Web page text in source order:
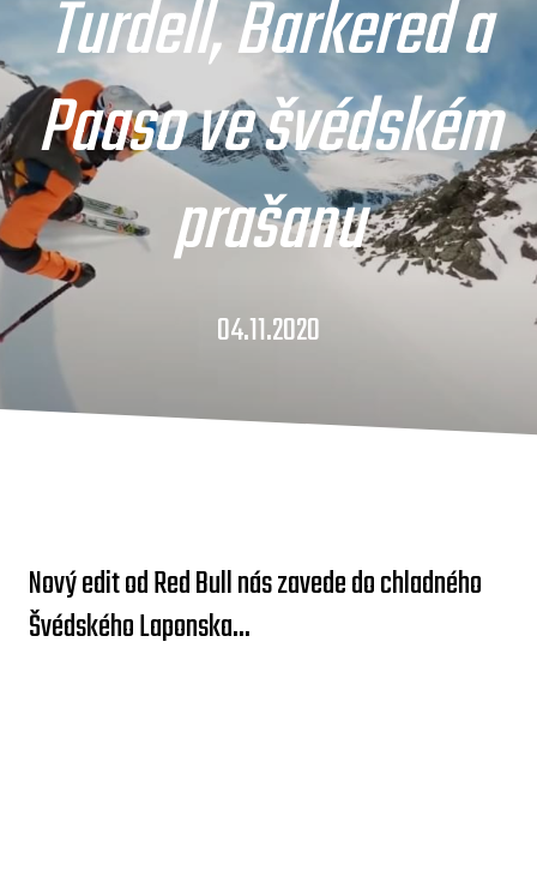
Turdell, Barkered a
Paaso ve švédském
prašanu
04.11.2020
Nový edit od Red Bull nás zavede do chladného
Švédského Laponska...